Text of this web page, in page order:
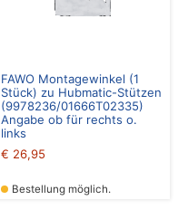
FAWO Montagewinkel (1
Stück) zu Hubmatic-Stützen
(9978236/01666T02335)
Angabe ob für rechts o.
links
€ 26,95
Bestellung möglich.